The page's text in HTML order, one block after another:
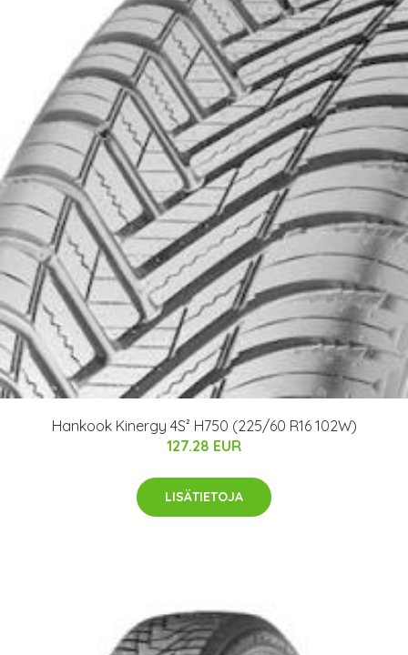
Hankook Kinergy 4S² H750 (225/60 R16 102W)
127.28 EUR
LISÄTIETOJA